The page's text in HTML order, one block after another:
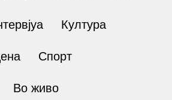
Култура
Спорт
Во живо